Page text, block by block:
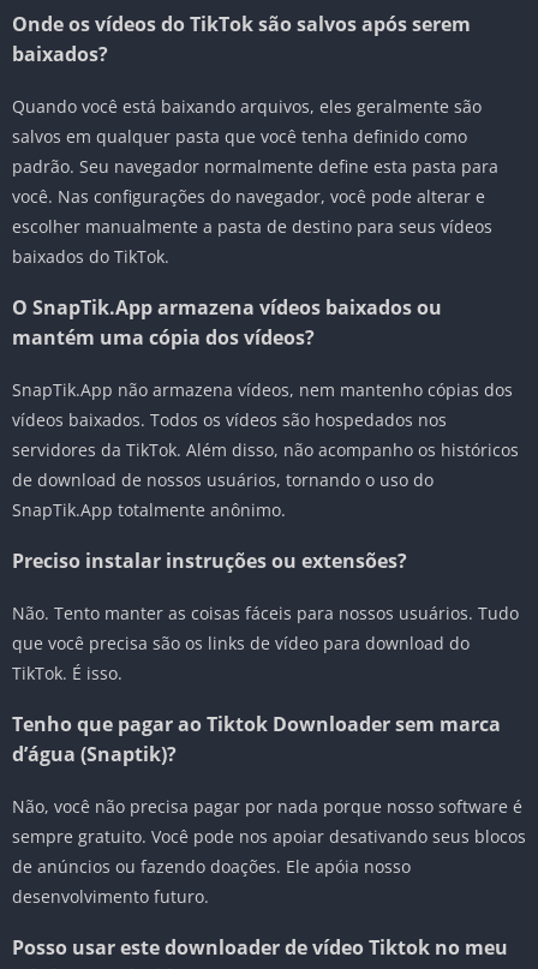
Onde os vídeos do TikTok são salvos após serem
baixados?
Quando você está baixando arquivos, eles geralmente são
salvos em qualquer pasta que você tenha definido como
padrão. Seu navegador normalmente define esta pasta para
você. Nas configurações do navegador, você pode alterar e
escolher manualmente a pasta de destino para seus vídeos
baixados do TikTok.
O SnapTik.App armazena vídeos baixados ou
mantém uma cópia dos vídeos?
SnapTik.App não armazena vídeos, nem mantenho cópias dos
vídeos baixados. Todos os vídeos são hospedados nos
servidores da TikTok. Além disso, não acompanho os históricos
de download de nossos usuários, tornando o uso do
SnapTik.App totalmente anônimo.
Preciso instalar instruções ou extensões?
Não. Tento manter as coisas fáceis para nossos usuários. Tudo
que você precisa são os links de vídeo para download do
TikTok. É isso.
Tenho que pagar ao Tiktok Downloader sem marca
d’água (Snaptik)?
Não, você não precisa pagar por nada porque nosso software é
sempre gratuito. Você pode nos apoiar desativando seus blocos
de anúncios ou fazendo doações. Ele apóia nosso
desenvolvimento futuro.
Posso usar este downloader de vídeo Tiktok no meu